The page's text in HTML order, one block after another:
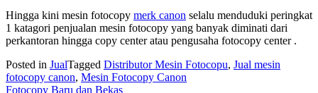
Hingga kini mesin fotocopy merk canon selalu menduduki peringkat
1 katagori penjualan mesin fotocopy yang banyak diminati dari
perkantoran hingga copy center atau pengusaha fotocopy center .
Posted in JualTagged Distributor Mesin Fotocopu, Jual mesin
fotocopy canon, Mesin Fotocopy Canon
Fotocopy Baru dan Bekas